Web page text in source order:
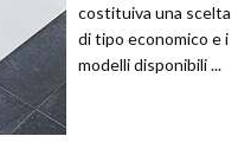
costituiva una scelta
di tipo economico e i
modelli disponibili ...